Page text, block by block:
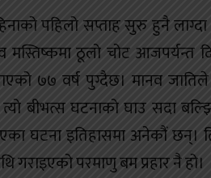
पहिलो सप्ताह सुरु हुनै
ठूलो चोट आजपर्यन्त
७७ वर्ष पुग्दैछ। मानव जातिले
बीभत्स घटनाको घाउ सदा
घटना इतिहासमा अनेकौं छन्।
गराइएको परमाणु बम प्रहार नै हो।